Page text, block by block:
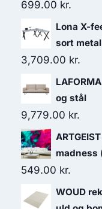
699.00 kr.
Lona X-
sort
3,709.00 kr.
og stål
9,779.00 kr.
madness
549.00 kr.
WOUD